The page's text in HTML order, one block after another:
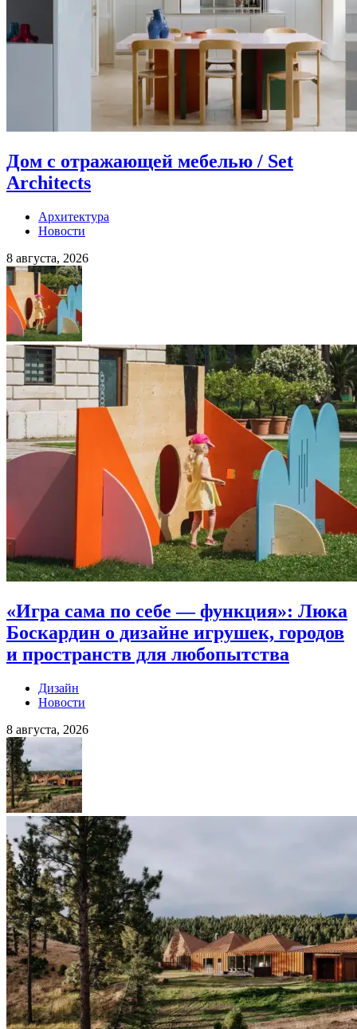
Дом с отражающей мебелью / Set
Architects
Архитектура
Новости
8 августа, 2026
«Игра сама по себе — функция»: Люка
Боскардин о дизайне игрушек, городов
и пространств для любопытства
Дизайн
Новости
8 августа, 2026